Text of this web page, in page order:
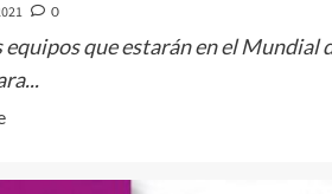
0
equipos que estarán en el Mundial
Read